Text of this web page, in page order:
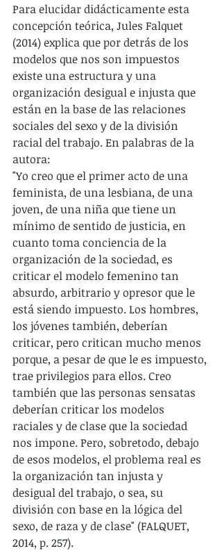
Para elucidar didácticamente esta
concepción teórica, Jules Falquet
(2014) explica que por detrás de los
modelos que nos son impuestos
existe una estructura y una
organización desigual e injusta que
están en la base de las relaciones
sociales del sexo y de la división
racial del trabajo. En palabras de la
autora:
"Yo creo que el primer acto de una
feminista, de una lesbiana, de una
joven, de una niña que tiene un
mínimo de sentido de justicia, en
cuanto toma conciencia de la
organización de la sociedad, es
criticar el modelo femenino tan
absurdo, arbitrario y opresor que le
está siendo impuesto. Los hombres,
los jóvenes también, deberían
criticar, pero critican mucho menos
porque, a pesar de que le es impuesto,
trae privilegios para ellos. Creo
también que las personas sensatas
deberían criticar los modelos
raciales y de clase que la sociedad
nos impone. Pero, sobretodo, debajo
de esos modelos, el problema real es
la organización tan injusta y
desigual del trabajo, o sea, su
división con base en la lógica del
sexo, de raza y de clase" (FALQUET,
2014, p. 257).